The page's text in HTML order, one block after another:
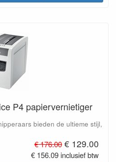
P4 papiervernietiger
bieden de ultieme stijl,
€ 176.00 € 129.00
€ 156.09 inclusief btw